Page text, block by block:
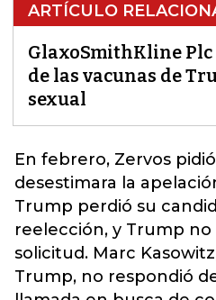
ARTÍCULO
GlaxoSmithKline
de las vacunas de
sexual
En febrero, Zervos
desestimara la
Trump perdió su
reelección, y Trump
solicitud. Marc
Trump, no respondió